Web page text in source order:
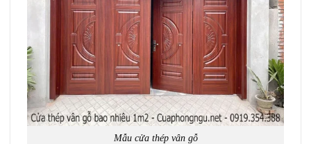
Mẫu cửa thép vân gỗ